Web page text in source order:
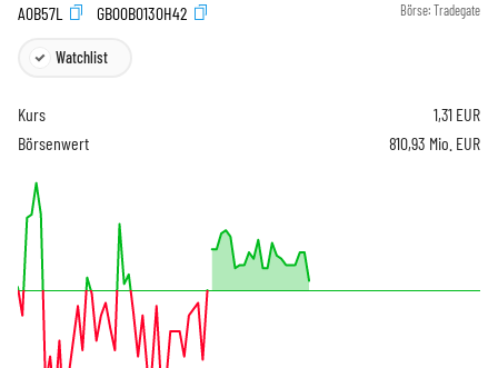
A0B57L
GB00B0130H42 Börse: Tradegate
Watchlist
Kurs 1,31 EUR
Börsenwert
810,93 Mio. EUR